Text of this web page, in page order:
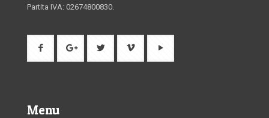
Partita IVA: 02674800830.
Menu